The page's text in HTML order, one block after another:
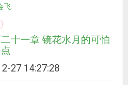
飞
十一章 镜花水月的可怕
27 14:27:28